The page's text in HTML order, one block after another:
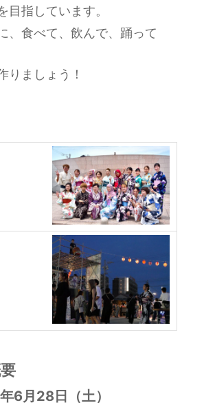
目指しています。
、食べて、飲んで、踊って
りましょう！
6月28日（土）